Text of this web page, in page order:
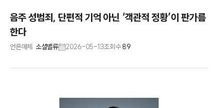
음주 성범죄, 단편적 기억 아닌 ‘객관적 정황’이 판가름
한다
언론매체 소셜밸류 2026-05-13조회수89